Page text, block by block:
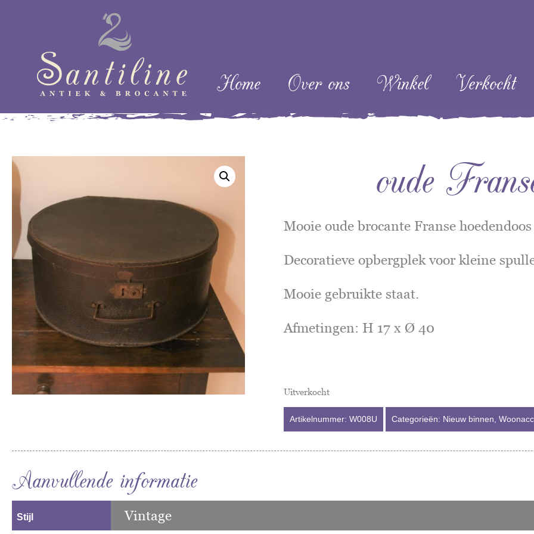
Menu
Skip naar content
Home Over ons Winkel Verkocht
oude
Mooie oude brocante Franse
Decoratieve opbergplek voor kleine
Mooie gebruikte staat.
Afmetingen: H 17 x Ø 40
Uitverkocht
Artikelnummer:W008U Categorieën: Nieuw binnen,
Aanvullende informatie
Stijl Vintage